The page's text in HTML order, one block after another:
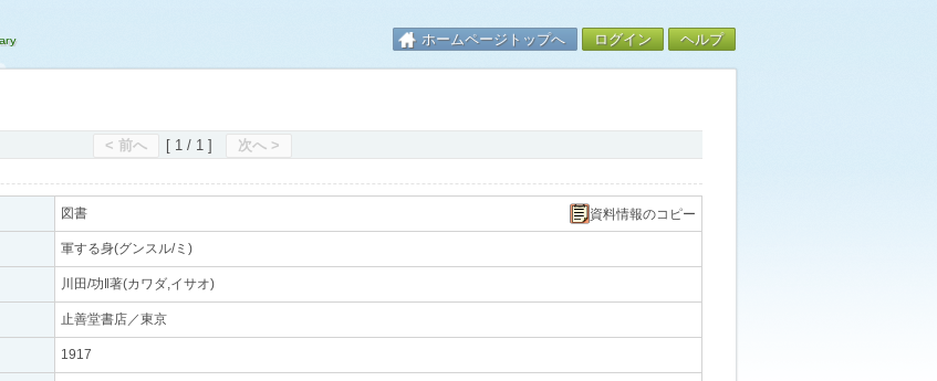
ホームページトップへ ログイン ヘルプ
< 前へ [ 1 / 1 ] 次へ >
図書 資料情報のコピー
軍する身(グンスル/ミ)
川田/功‖著(カワダ,イサオ)
止善堂書店／東京
1917